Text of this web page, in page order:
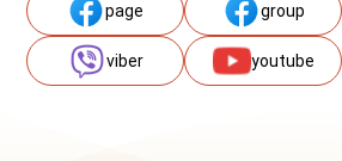
page group
viber youtube